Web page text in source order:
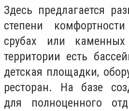
Здесь предлагается
степени
срубах или
территории есть
детская площадки,
ресторан. На базе
для полноценного